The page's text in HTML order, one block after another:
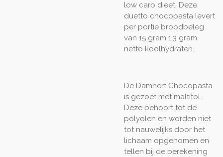
low carb dieet. Deze
duetto chocopasta levert
per portie broodbeleg
van 15 gram 1,3 gram
netto koolhydraten.
De Damhert Chocopasta
is gezoet met maltitol.
Deze behoort tot de
polyolen en worden niet
tot nauwelijks door het
lichaam opgenomen en
tellen bij de berekening